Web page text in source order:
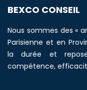
BEXCO CONSEIL
Nous sommes des «
Parisienne et en
la durée et
compétence,